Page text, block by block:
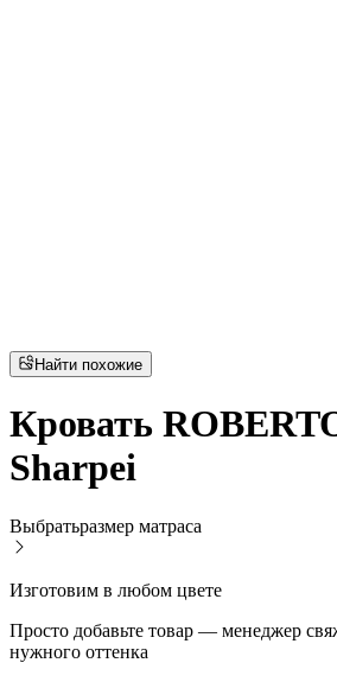
Найти похожие
Кровать
Sharpei
Выбратьразмер матраса
Изготовим в любом цвете
Просто добавьте товар — менеджер
нужного оттенка